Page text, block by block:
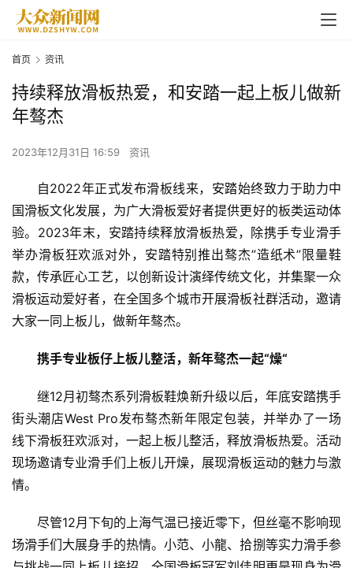
首页 资讯
持续释放滑板热爱，和安踏一起上板儿做新
年骜杰
2023年12月31日 16:59 资讯
自2022年正式发布滑板线来， 安踏始终致力于助力中
国滑板文化发展，为广大滑板爱好者提供更好的板类运动体
验。2023年末，安踏持续释放滑板热爱，除携手专业滑手
举办滑板狂欢派对外，安踏特别推出骜杰”造纸术”限量鞋
款，传承匠心工艺，以创新设计演绎传统文化，并集聚一众
滑板运动爱好者，在全国多个城市开展滑板社群活动，邀请
大家一同上板儿，做新年骜杰。
携手专业板仔上板儿整活，新年骜杰一起“燥“
继12月初骜杰系列滑板鞋焕新升级以后，年底安踏携手
街头潮店West Pro发布骜杰新年限定包装，并举办了一场
线下滑板狂欢派对，一起上板儿整活，释放滑板热爱。活动
现场邀请专业滑手们上板儿开燥，展现滑板运动的魅力与激
情。
尽管12月下旬的上海气温已接近零下，但丝毫不影响现
场滑手们大展身手的热情。小范、小龍、拾捌等实力滑手参